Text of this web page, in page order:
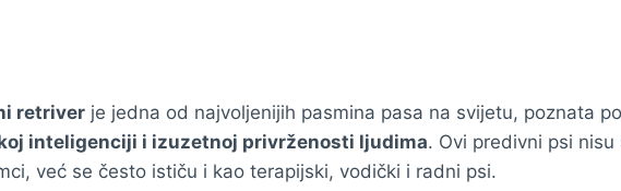
retriver je jedna od najvoljenijih pasmina pasa na svijetu, poznata po
inteligenciji i izuzetnoj privrženosti ljudima. Ovi predivni psi
već se često ističu i kao terapijski, vodički i radni psi.